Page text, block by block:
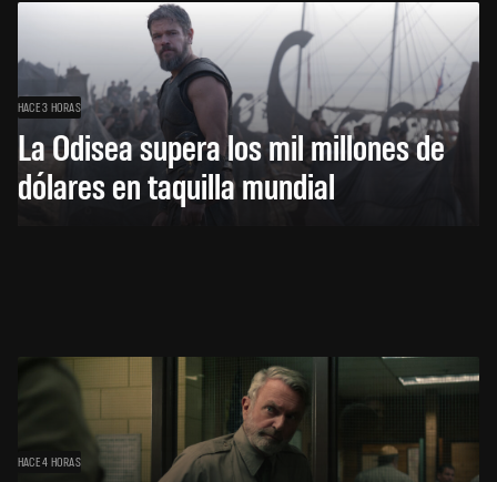
HACE 3 HORAS
La Odisea supera los mil millones de
dólares en taquilla mundial
HACE 4 HORAS